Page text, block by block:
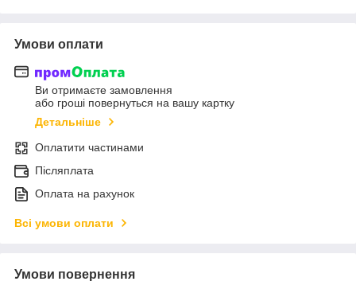
Умови оплати
Ви отримаєте замовлення
або гроші повернуться на вашу картку
Детальніше
Оплатити частинами
Післяплата
Оплата на рахунок
Всі умови оплати
Умови повернення